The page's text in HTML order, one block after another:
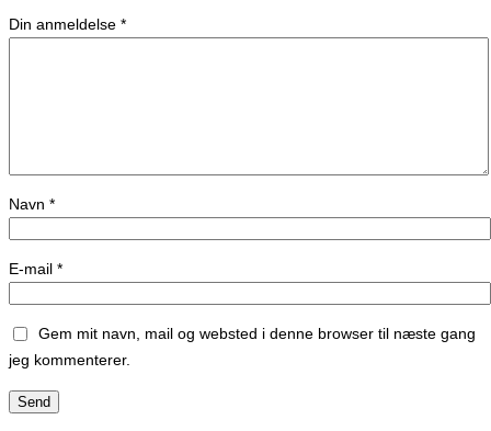
Din anmeldelse *
Navn *
E-mail *
Gem mit navn, mail og websted i denne browser til næste gang
jeg kommenterer.